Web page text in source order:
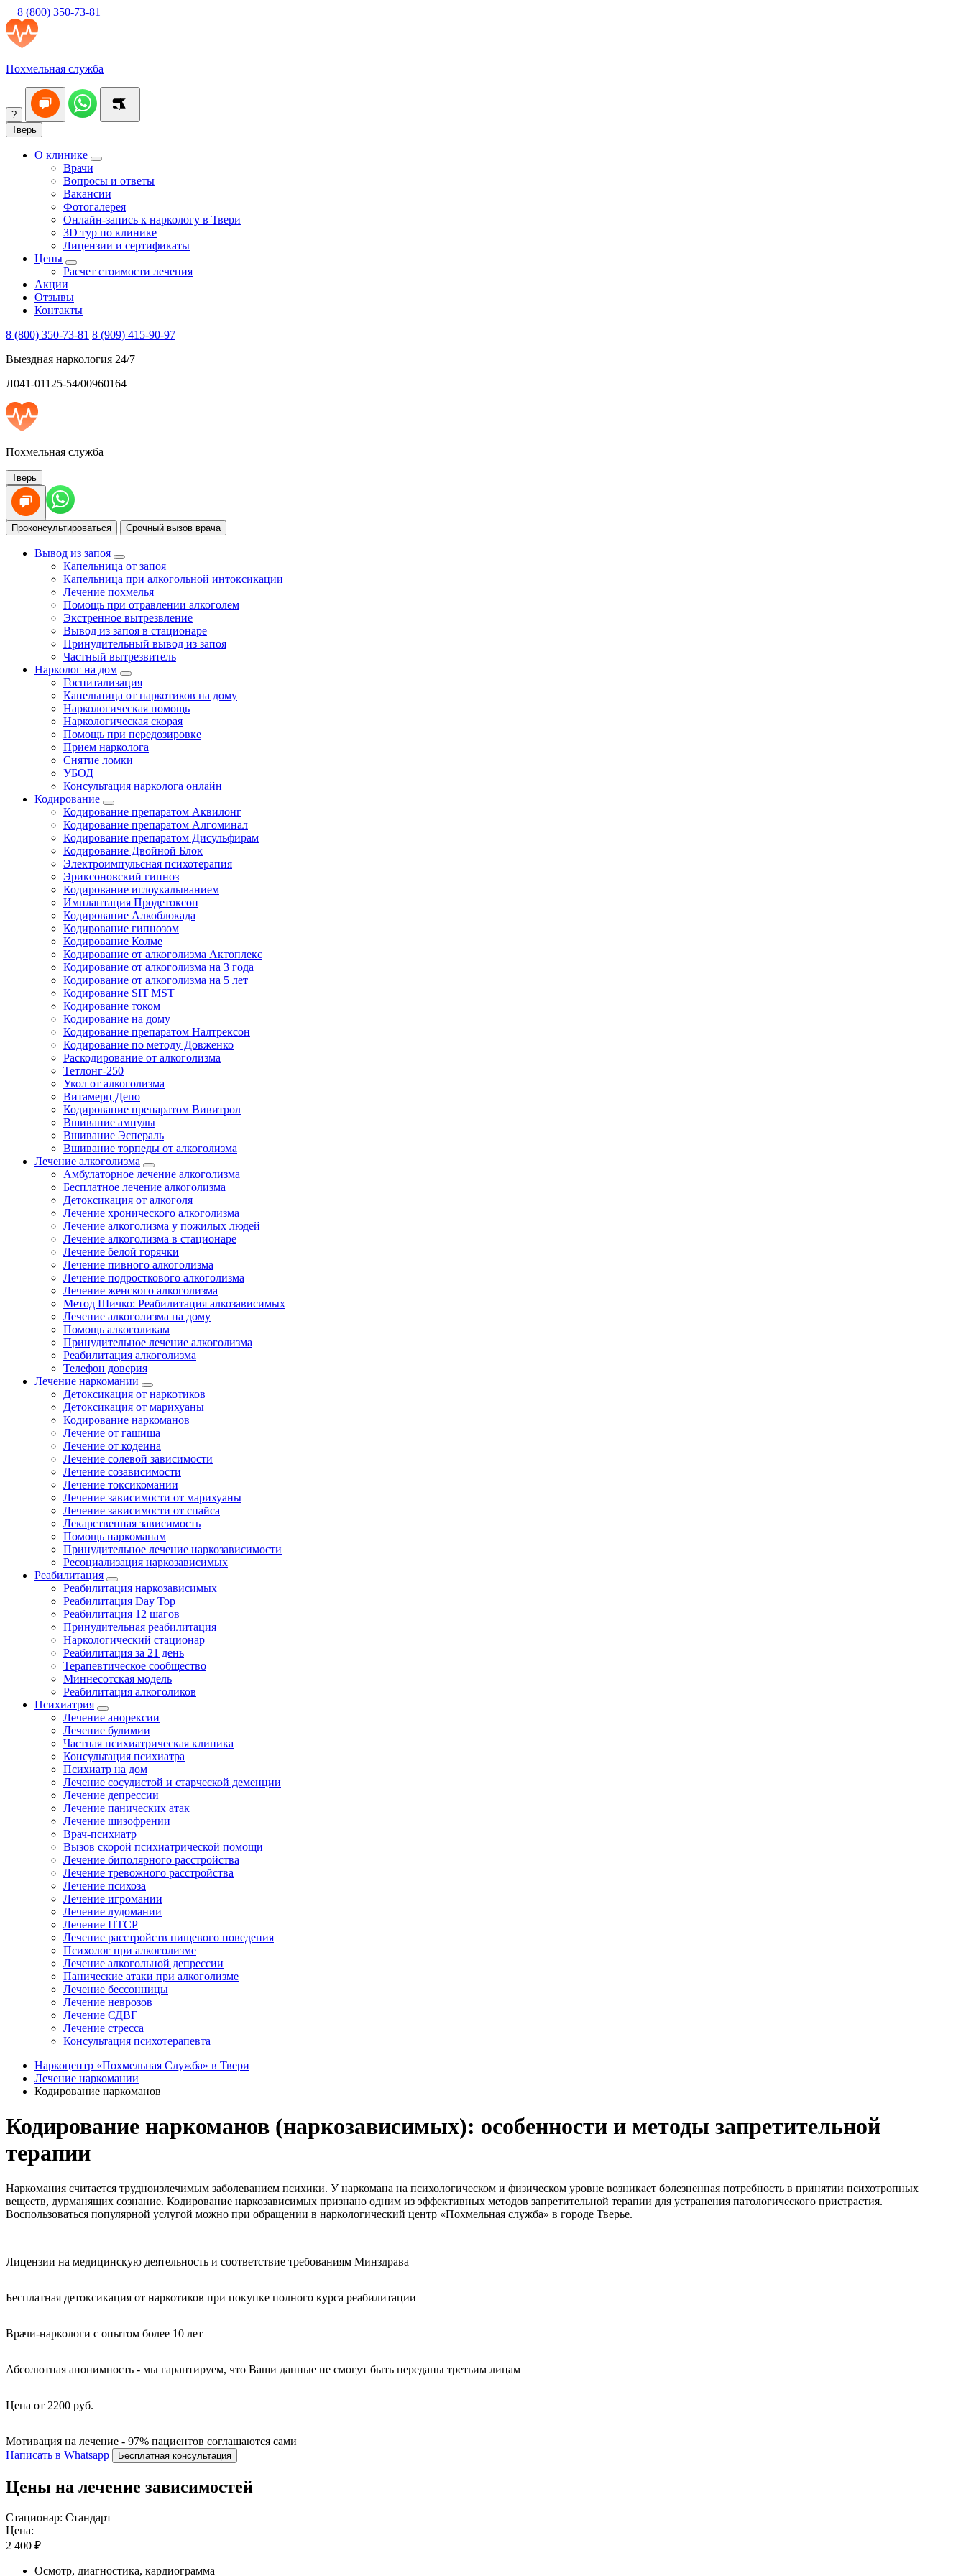
8 (800) 350-73-81
Похмельная служба
?
Тверь
О клинике
Врачи
Вопросы и ответы
Вакансии
Фотогалерея
Онлайн-запись к наркологу в Твери
3D тур по клинике
Лицензии и сертификаты
Цены
Расчет стоимости лечения
Акции
Отзывы
Контакты
8 (800) 350-73-81 8 (909) 415-90-97
Выездная наркология 24/7
Л041-01125-54/00960164
Похмельная служба
Тверь
Проконсультироваться Срочный вызов врача
Вывод из запоя
Капельница от запоя
Капельница при алкогольной интоксикации
Лечение похмелья
Помощь при отравлении алкоголем
Экстренное вытрезвление
Вывод из запоя в стационаре
Принудительный вывод из запоя
Частный вытрезвитель
Нарколог на дом
Госпитализация
Капельница от наркотиков на дому
Наркологическая помощь
Наркологическая скорая
Помощь при передозировке
Прием нарколога
Снятие ломки
УБОД
Консультация нарколога онлайн
Кодирование
Кодирование препаратом Аквилонг
Кодирование препаратом Алгоминал
Кодирование препаратом Дисульфирам
Кодирование Двойной Блок
Электроимпульсная психотерапия
Эриксоновский гипноз
Кодирование иглоукалыванием
Имплантация Продетоксон
Кодирование Алкоблокада
Кодирование гипнозом
Кодирование Колме
Кодирование от алкоголизма Актоплекс
Кодирование от алкоголизма на 3 года
Кодирование от алкоголизма на 5 лет
Кодирование SIT|MST
Кодирование током
Кодирование на дому
Кодирование препаратом Налтрексон
Кодирование по методу Довженко
Раскодирование от алкоголизма
Тетлонг-250
Укол от алкоголизма
Витамерц Депо
Кодирование препаратом Вивитрол
Вшивание ампулы
Вшивание Эспераль
Вшивание торпеды от алкоголизма
Лечение алкоголизма
Амбулаторное лечение алкоголизма
Бесплатное лечение алкоголизма
Детоксикация от алкоголя
Лечение хронического алкоголизма
Лечение алкоголизма у пожилых людей
Лечение алкоголизма в стационаре
Лечение белой горячки
Лечение пивного алкоголизма
Лечение подросткового алкоголизма
Лечение женского алкоголизма
Метод Шичко: Реабилитация алкозависимых
Лечение алкоголизма на дому
Помощь алкоголикам
Принудительное лечение алкоголизма
Реабилитация алкоголизма
Телефон доверия
Лечение наркомании
Детоксикация от наркотиков
Детоксикация от марихуаны
Кодирование наркоманов
Лечение от гашиша
Лечение от кодеина
Лечение солевой зависимости
Лечение созависимости
Лечение токсикомании
Лечение зависимости от марихуаны
Лечение зависимости от спайса
Лекарственная зависимость
Помощь наркоманам
Принудительное лечение наркозависимости
Ресоциализация наркозависимых
Реабилитация
Реабилитация наркозависимых
Реабилитация Day Top
Реабилитация 12 шагов
Принудительная реабилитация
Наркологический стационар
Реабилитация за 21 день
Терапевтическое сообщество
Миннесотская модель
Реабилитация алкоголиков
Психиатрия
Лечение анорексии
Лечение булимии
Частная психиатрическая клиника
Консультация психиатра
Психиатр на дом
Лечение сосудистой и старческой деменции
Лечение депрессии
Лечение панических атак
Лечение шизофрении
Врач-психиатр
Вызов скорой психиатрической помощи
Лечение биполярного расстройства
Лечение тревожного расстройства
Лечение психоза
Лечение игромании
Лечение лудомании
Лечение ПТСР
Лечение расстройств пищевого поведения
Психолог при алкоголизме
Лечение алкогольной депрессии
Панические атаки при алкоголизме
Лечение бессонницы
Лечение неврозов
Лечение СДВГ
Лечение стресса
Консультация психотерапевта
Наркоцентр «Похмельная Служба» в Твери
Лечение наркомании
Кодирование наркоманов
Кодирование наркоманов (наркозависимых): особенности и методы запретительной
терапии
Наркомания считается трудноизлечимым заболеванием психики. У наркомана на психологическом и физическом уровне возникает болезненная потребность в принятии психотропных
веществ, дурманящих сознание. Кодирование наркозависимых признано одним из эффективных методов запретительной терапии для устранения патологического пристрастия.
Воспользоваться популярной услугой можно при обращении в наркологический центр «Похмельная служба» в городе Тверье.
Лицензии на медицинскую деятельность и соответствие требованиям Минздрава
Бесплатная детоксикация от наркотиков при покупке полного курса реабилитации
Врачи-наркологи с опытом более 10 лет
Абсолютная анонимность - мы гарантируем, что Ваши данные не смогут быть переданы третьим лицам
Цена от 2200 руб.
Мотивация на лечение - 97% пациентов соглашаются сами
Написать в Whatsapp
Бесплатная консультация
Цены на лечение зависимостей
Стационар: Стандарт
Цена:
2 400 ₽
Осмотр, диагностика, кардиограмма